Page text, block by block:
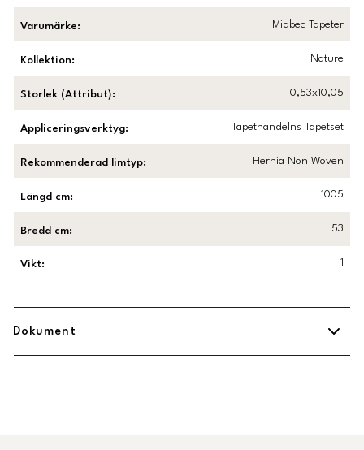
Varumärke: Midbec Tapeter
Kollektion: Nature
Storlek (Attribut): 0,53x10,05
Appliceringsverktyg: Tapethandelns Tapetset
Rekommenderad limtyp: Hernia Non Woven
Längd cm: 1005
Bredd cm: 53
Vikt: 1
Dokument